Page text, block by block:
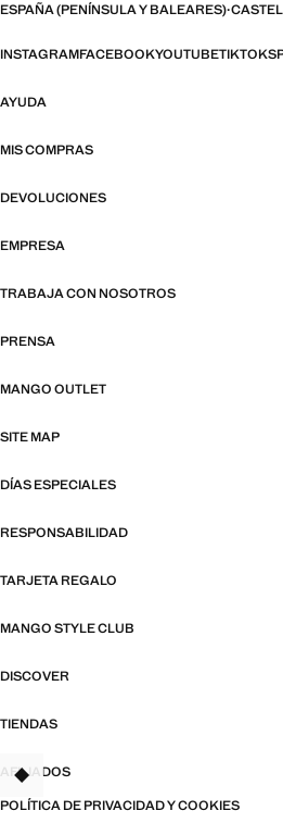
ESPAÑA (PENÍNSULA Y BALEARES)·
INSTAGRAMFACEBOOKYOUTUBETIKTOK
AYUDA
MIS COMPRAS
DEVOLUCIONES
EMPRESA
TRABAJA CON NOSOTROS
PRENSA
MANGO OUTLET
SITE MAP
DÍAS ESPECIALES
RESPONSABILIDAD
TARJETA REGALO
MANGO STYLE CLUB
DISCOVER
TIENDAS
AFILIADOS
POLÍTICA DE PRIVACIDAD Y COOKIES